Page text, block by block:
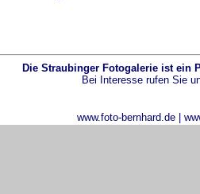
Die Straubinger Fotogalerie ist ein
Bei Interesse rufen Sie
www.foto-bernhard.de|